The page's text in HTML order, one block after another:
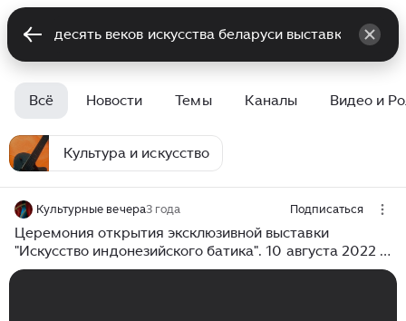
Всё Новости Темы Каналы Видео и
Культура и искусство
Культурные вечера3 года Подписаться
Церемония открытия эксклюзивной выставки
"Искусство индонезийского батика". 10 августа 2022 г.
Москва, Галерея XXI века.